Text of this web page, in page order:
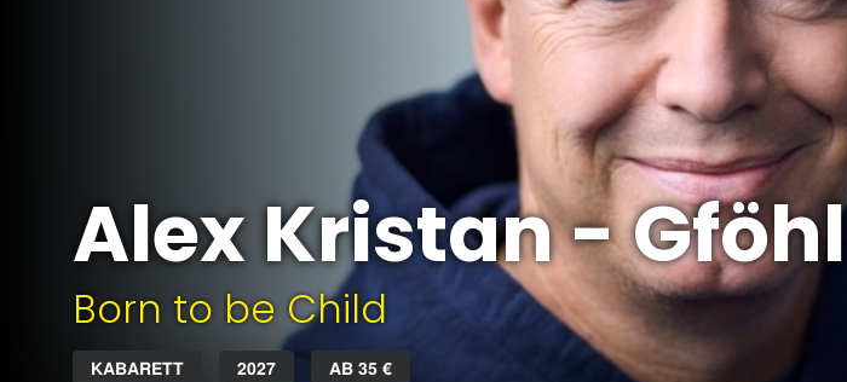
Alex Kristan - Gföhl
Born to be Child
KABARETT 2027 AB 35 €